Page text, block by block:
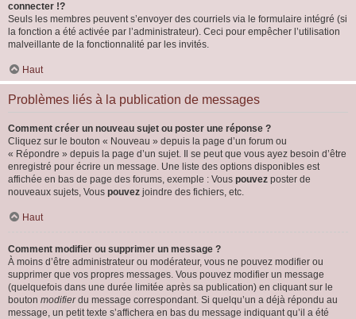
connecter !?
Seuls les membres peuvent s’envoyer des courriels via le formulaire intégré (si
la fonction a été activée par l’administrateur). Ceci pour empêcher l’utilisation
malveillante de la fonctionnalité par les invités.
Haut
Problèmes liés à la publication de messages
Comment créer un nouveau sujet ou poster une réponse ?
Cliquez sur le bouton « Nouveau » depuis la page d’un forum ou
« Répondre » depuis la page d’un sujet. Il se peut que vous ayez besoin d’être
enregistré pour écrire un message. Une liste des options disponibles est
affichée en bas de page des forums, exemple : Vous pouvez poster de
nouveaux sujets, Vous pouvez joindre des fichiers, etc.
Haut
Comment modifier ou supprimer un message ?
À moins d’être administrateur ou modérateur, vous ne pouvez modifier ou
supprimer que vos propres messages. Vous pouvez modifier un message
(quelquefois dans une durée limitée après sa publication) en cliquant sur le
bouton modifierdu message correspondant. Si quelqu’un a déjà répondu au
message, un petit texte s’affichera en bas du message indiquant qu’il a été